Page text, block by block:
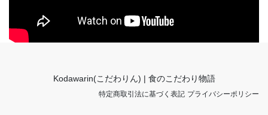
Kodawarin(こだわりん) | 食のこだわり物語
特定商取引法に基づく表記 プライバシーポリシー